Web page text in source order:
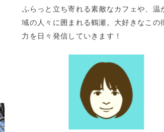
ふらっと立ち寄れる素敵なカフェや、温
域の人々に囲まれる鶴瀬。大好きなこの
力を日々発信していきます！